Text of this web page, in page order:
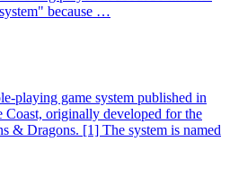
because …
playing game system published in
Coast, originally developed for the
& Dragons. [1] The system is named